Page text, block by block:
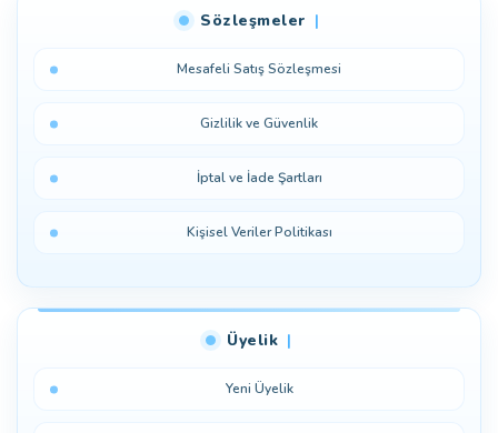
Sözleşmeler
Mesafeli Satış Sözleşmesi
Gizlilik ve Güvenlik
İptal ve İade Şartları
Kişisel Veriler Politikası
Üyelik
Yeni Üyelik